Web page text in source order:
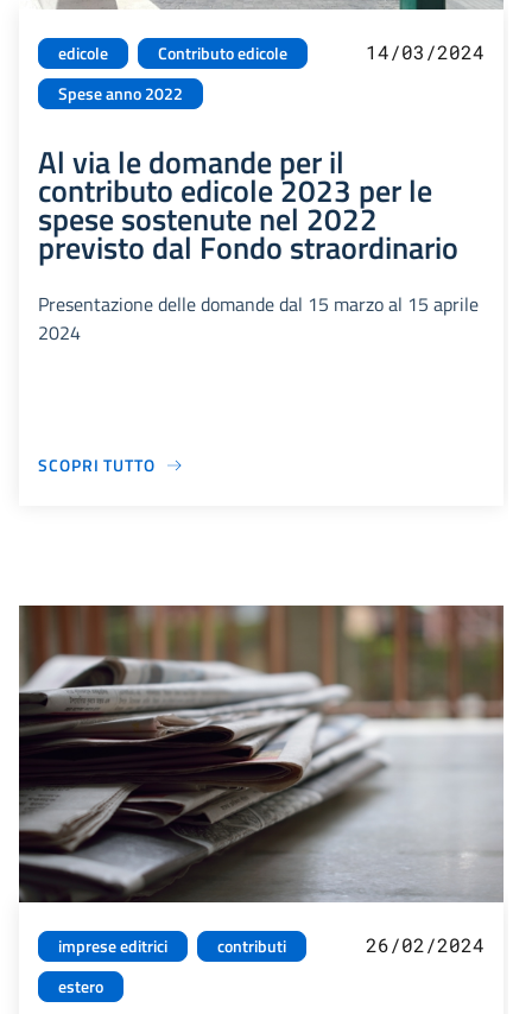
edicole
Contributo edicole
Spese anno 2022
14/03/2024
Al via le domande per il
contributo edicole 2023 per le
spese sostenute nel 2022
previsto dal Fondo straordinario
Presentazione delle domande dal 15 marzo al 15 aprile
2024
SCOPRI TUTTO
imprese editrici
contributi
estero
26/02/2024